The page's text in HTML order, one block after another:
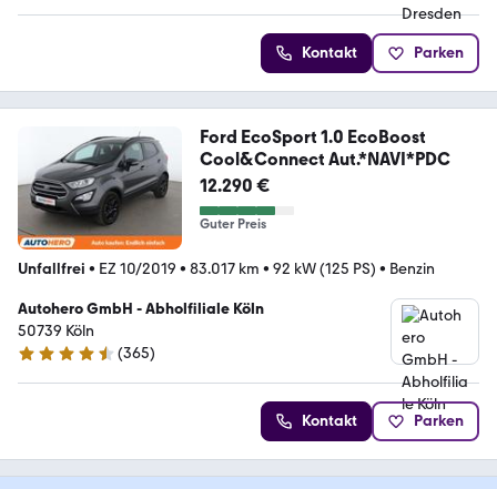
Kontakt Parken
Ford EcoSport 1.0 EcoBoost
Cool&Connect Aut.*NAVI*PDC
12.290 €
Guter Preis
Unfallfrei • EZ 10/2019 • 83.017 km • 92 kW (125 PS) • Benzin
Autohero GmbH - Abholfiliale Köln
50739 Köln
4.6 Sterne
(365)
Kontakt Parken